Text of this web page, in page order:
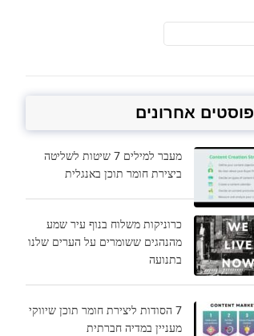
פוסטים אחרונים
מעבר למילים 7 שיטות לשליטה
ביצירת חומר תוכן באנגלית
כרוניקות משלוח בנוף עיר שמע
מהנהגים ששומרים על הערים שלנו
בתנועה
7 הסודות ליצירת חומר תוכן שיווקי
מעניין במדיה חברתית